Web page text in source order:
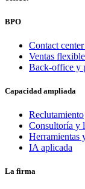
BPO
Contact
Ventas
Back-office y
Capacidad ampliada
Reclutamiento
Consultoría y
Herramientas
IA aplicada
La firma